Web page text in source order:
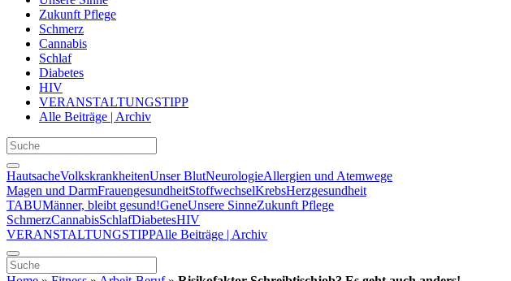
Zukunft Pflege
Schmerz
Cannabis
Schlaf
Diabetes
HIV
VERANSTALTUNGSTIPP
Alle Beiträge | Archiv
HautsacheVolkskrankheitenUnser BlutNeurologieAllergien und Atemwege
Magen und DarmFrauengesundheitStoffwechselKrebsHerzgesundheit
TABUMänner, bleibt gesund!GeneUnsere SinneZukunft Pflege
SchmerzCannabisSchlafDiabetesHIV
VERANSTALTUNGSTIPPAlle Beiträge | Archiv